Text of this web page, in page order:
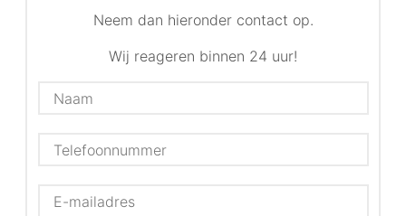
Neem dan hieronder contact op.
Wij reageren binnen 24 uur!